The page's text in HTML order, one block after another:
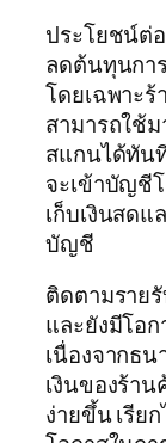
ประโยชน์ต่
ลดต้นทุนกา
โดยเฉพาะ
สามารถใช้
สแกนได้ทันที
จะเข้าบัญชี
เก็บเงินสดแ
บัญชี
ติดตามรายรั
และยังมีโอ
เนื่องจากธ
เงินของร้า
ง่ายขึ้น เรีย